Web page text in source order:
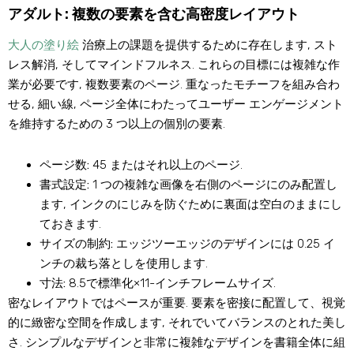
アダルト: 複数の要素を含む高密度レイアウト
大人の塗り絵 治療上の課題を提供するために存在します, スト
レス解消, そしてマインドフルネス. これらの目標には複雑な作
業が必要です, 複数要素のページ. 重なったモチーフを組み合わ
せる, 細い線, ページ全体にわたってユーザー エンゲージメント
を維持するための 3 つ以上の個別の要素.
ページ数: 45 またはそれ以上のページ.
書式設定: 1 つの複雑な画像を右側のページにのみ配置し
ます, インクのにじみを防ぐために裏面は空白のままにし
ておきます.
サイズの制約: エッジツーエッジのデザインには 0.25 イ
ンチの裁ち落としを使用します.
寸法: 8.5で標準化×11-インチフレームサイズ.
密なレイアウトではペースが重要. 要素を密接に配置して、視覚
的に緻密な空間を作成します, それでいてバランスのとれた美し
さ. シンプルなデザインと非常に複雑なデザインを書籍全体に組